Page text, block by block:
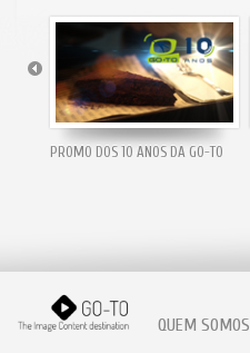
PROMO DOS 10 ANOS DA GO-TO
QUEM SOMOS